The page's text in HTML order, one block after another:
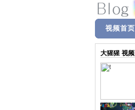
视频首页
大猩猩 视频